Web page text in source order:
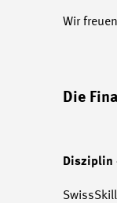
Wir
Die
Disziplin